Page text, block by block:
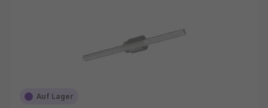
Kugelgewindetriebe finden in zahlreichen
Branchen Anwendung:
und anderen Präzisionswerkzeugen sorgen
Auf Lager